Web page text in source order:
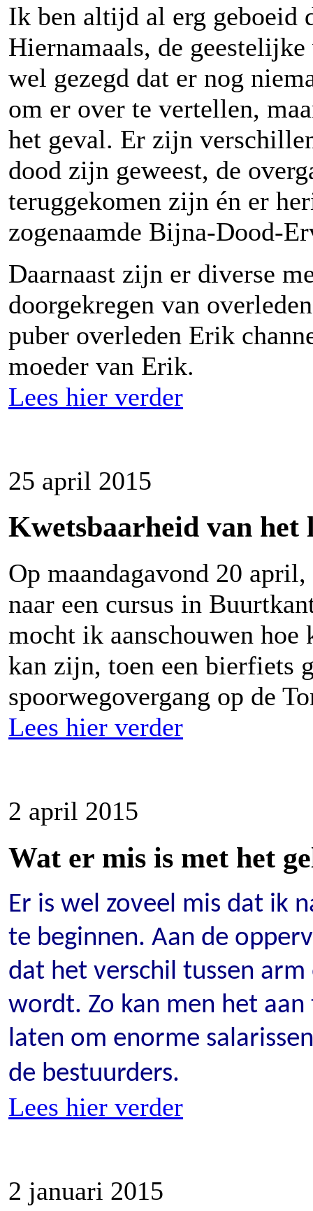
Ik ben altijd al erg geboeid
Hiernamaals, de
wel gezegd dat er nog
om er over te vertellen,
het geval. Er zijn
dood zijn geweest, de
teruggekomen zijn én er
zogenaamde Bijna-Dood-
Daarnaast zijn er diverse
doorgekregen van
puber overleden Erik
moeder van Erik.
Lees hier verder
25 april 2015
Kwetsbaarheid van het
Op maandagavond 20
naar een cursus in
mocht ik aanschouwen hoe
kan zijn, toen een bierfiets
spoorwegovergang op de
Lees hier verder
2 april 2015
Wat er mis is met het
Er is wel zoveel mis dat ik
te beginnen. Aan de
dat het verschil tussen
wordt. Zo kan men het
laten om enorme
de bestuurders.
Lees hier verder
2 januari 2015